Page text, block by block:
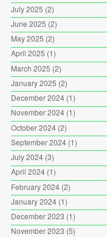
July 2025 (2)
June 2025 (2)
May 2025 (2)
April 2025 (1)
March 2025 (2)
January 2025 (2)
December 2024(1)
November 2024(1)
October 2024(2)
September 2024(1)
July 2024(3)
April 2024(1)
February 2024(2)
January 2024(1)
December 2023 (1)
November 2023 (5)